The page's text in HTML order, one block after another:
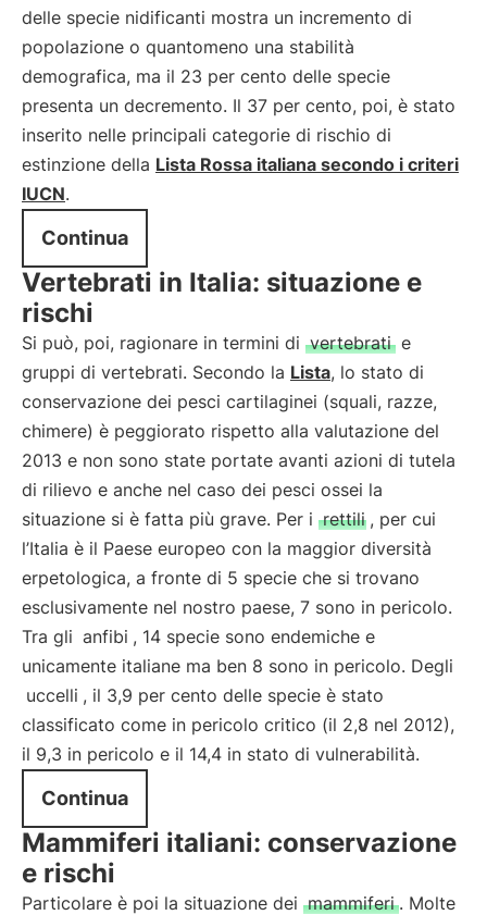
delle specie nidificanti mostra un incremento di
popolazione o quantomeno una stabilità
demografica, ma il 23 per cento delle specie
presenta un decremento. Il 37 per cento, poi, è stato
inserito nelle principali categorie di rischio di
estinzione della Lista Rossa italiana secondo i criteri
IUCN.
Continua
Vertebrati in Italia: situazione e
rischi
Si può, poi, ragionare in termini di vertebrati e
gruppi di vertebrati. Secondo la Lista, lo stato di
conservazione dei pesci cartilaginei (squali, razze,
chimere) è peggiorato rispetto alla valutazione del
2013 e non sono state portate avanti azioni di tutela
di rilievo e anche nel caso dei pesci ossei la
situazione si è fatta più grave. Per i rettili , per cui
l’Italia è il Paese europeo con la maggior diversità
erpetologica, a fronte di 5 specie che si trovano
esclusivamente nel nostro paese, 7 sono in pericolo.
Tra gli anfibi , 14 specie sono endemiche e
unicamente italiane ma ben 8 sono in pericolo. Degli
uccelli , il 3,9 per cento delle specie è stato
classificato come in pericolo critico (il 2,8 nel 2012),
il 9,3 in pericolo e il 14,4 in stato di vulnerabilità.
Continua
Mammiferi italiani: conservazione
e rischi
Particolare è poi la situazione dei mammiferi . Molte